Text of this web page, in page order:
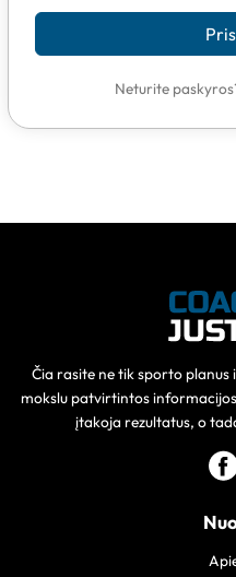
Neturite
Čia rasite ne tik sporto
mokslu patvirtintos
įtakoja rezultatus, o